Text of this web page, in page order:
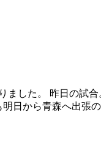
ました。 昨日の試
日から青森へ出張